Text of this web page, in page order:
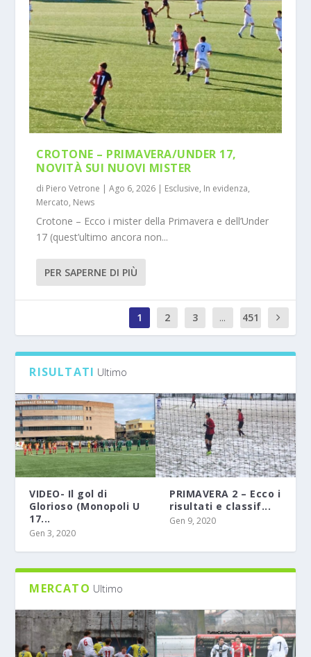
CROTONE – PRIMAVERA/UNDER 17,
NOVITÀ SUI NUOVI MISTER
di Piero Vetrone |Ago 6, 2026 | Esclusive, In evidenza,
Mercato, News
Crotone – Ecco i mister della Primavera e dell’Under
17 (quest’ultimo ancora non...
PER SAPERNE DI PIÙ
1 2 3 ...
451
0
RISULTATI Ultimo
VIDEO- Il gol di
Glorioso (Monopoli U
17...
Gen 3, 2020
PRIMAVERA 2 – Ecco i
risultati e classif...
Gen 9, 2020
MERCATO Ultimo